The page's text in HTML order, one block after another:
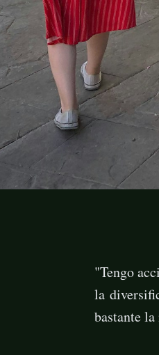
"Tengo
la
bastante